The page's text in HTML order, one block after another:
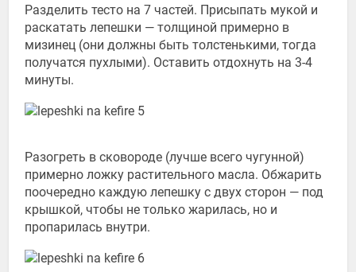
Разделить тесто на 7 частей. Присыпать мукой и
раскатать лепешки — толщиной примерно в
мизинец (они должны быть толстенькими, тогда
получатся пухлыми). Оставить отдохнуть на 3-4
минуты.
Разогреть в сковороде (лучше всего чугунной)
примерно ложку растительного масла. Обжарить
поочередно каждую лепешку с двух сторон — под
крышкой, чтобы не только жарилась, но и
пропарилась внутри.